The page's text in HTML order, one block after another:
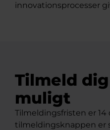
innovationsprocesser
Tilmeld
muligt
Tilmeldingsfristen er 14
tilmeldingsknappen er